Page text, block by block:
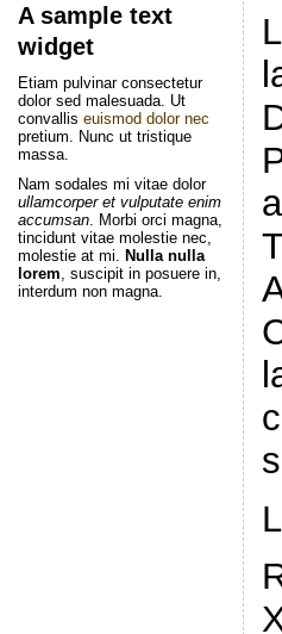
A sample text
widget
Etiam pulvinar consectetur
dolor sed malesuada. Ut
convallis euismod dolor nec
pretium. Nunc ut tristique
massa.
Nam sodales mi vitae dolor
ullamcorper et vulputate enim
accumsan. Morbi orci magna,
tincidunt vitae molestie nec,
molestie at mi. Nulla nulla
lorem, suscipit in posuere in,
interdum non magna.